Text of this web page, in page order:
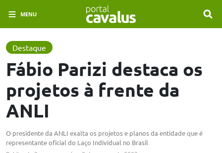
MENU
Destaque
Fábio Parizi destaca os
projetos à frente da
ANLI
O presidente da ANLI exalta os projetos e planos da entidade que é
representante oficial do Laço Individual no Brasil